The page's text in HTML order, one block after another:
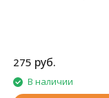
275 руб.
В наличии